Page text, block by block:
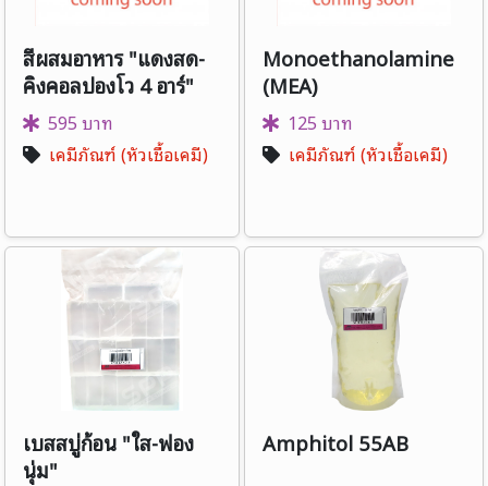
สีผสมอาหาร "แดงสด-
คิงคอลปองโว 4 อาร์"
1*1000g.(ตราดาว)
595 บาท
เคมีภัณฑ์ (หัวเชื้อเคมี)
Monoethanolamine
(MEA)
125 บาท
เคมีภัณฑ์ (หัวเชื้อเคมี)
เบสสบู่ก้อน "ใส-ฟอง
นุ่ม"
Amphitol 55AB